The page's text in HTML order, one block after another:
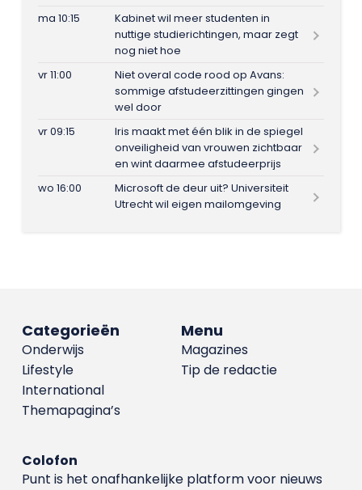
ma 10:15
Kabinet wil meer studenten in
nuttige studierichtingen, maar zegt
nog niet hoe
vr 11:00
Niet overal code rood op Avans:
sommige afstudeerzittingen gingen
wel door
vr 09:15
Iris maakt met één blik in de spiegel
onveiligheid van vrouwen zichtbaar
en wint daarmee afstudeerprijs
wo 16:00
Microsoft de deur uit? Universiteit
Utrecht wil eigen mailomgeving
Menu
Magazines
Tip de redactie
Categorieën
Onderwijs
Lifestyle
International
Themapagina’s
Colofon
Punt is het onafhankelijke platform voor nieuws